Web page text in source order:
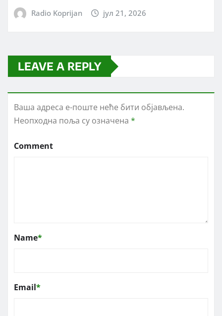
Radio Koprijan јул 21, 2026
LEAVE A REPLY
Ваша адреса е-поште неће бити објављена.
Неопходна поља су означена *
Comment
Name*
Email*